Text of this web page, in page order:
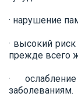
· нарушение
· высокий риск
прежде всего
·
заболеваниям.